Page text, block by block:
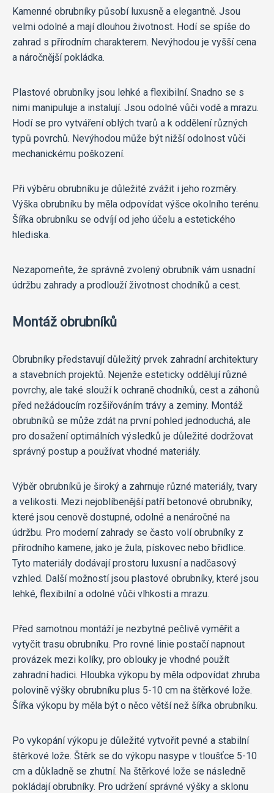
Kamenné obrubníky působí luxusně a elegantně. Jsou
velmi odolné a mají dlouhou životnost. Hodí se spíše do
zahrad s přírodním charakterem. Nevýhodou je vyšší cena
a náročnější pokládka.
Plastové obrubníky jsou lehké a flexibilní. Snadno se s
nimi manipuluje a instalují. Jsou odolné vůči vodě a mrazu.
Hodí se pro vytváření oblých tvarů a k oddělení různých
typů povrchů. Nevýhodou může být nižší odolnost vůči
mechanickému poškození.
Při výběru obrubníku je důležité zvážit i jeho rozměry.
Výška obrubníku by měla odpovídat výšce okolního terénu.
Šířka obrubníku se odvíjí od jeho účelu a estetického
hlediska.
Nezapomeňte, že správně zvolený obrubník vám usnadní
údržbu zahrady a prodlouží životnost chodníků a cest.
Montáž obrubníků
Obrubníky představují důležitý prvek zahradní architektury
a stavebních projektů. Nejenže esteticky oddělují různé
povrchy, ale také slouží k ochraně chodníků, cest a záhonů
před nežádoucím rozšiřováním trávy a zeminy. Montáž
obrubníků se může zdát na první pohled jednoduchá, ale
pro dosažení optimálních výsledků je důležité dodržovat
správný postup a používat vhodné materiály.
Výběr obrubníků je široký a zahrnuje různé materiály, tvary
a velikosti. Mezi nejoblíbenější patří betonové obrubníky,
které jsou cenově dostupné, odolné a nenáročné na
údržbu. Pro moderní zahrady se často volí obrubníky z
přírodního kamene, jako je žula, pískovec nebo břidlice.
Tyto materiály dodávají prostoru luxusní a nadčasový
vzhled. Další možností jsou plastové obrubníky, které jsou
lehké, flexibilní a odolné vůči vlhkosti a mrazu.
Před samotnou montáží je nezbytné pečlivě vyměřit a
vytyčit trasu obrubníku. Pro rovné linie postačí napnout
provázek mezi kolíky, pro oblouky je vhodné použít
zahradní hadici. Hloubka výkopu by měla odpovídat zhruba
polovině výšky obrubníku plus 5-10 cm na štěrkové lože.
Šířka výkopu by měla být o něco větší než šířka obrubníku.
Po vykopání výkopu je důležité vytvořit pevné a stabilní
štěrkové lože. Štěrk se do výkopu nasype v tloušťce 5-10
cm a důkladně se zhutní. Na štěrkové lože se následně
pokládají obrubníky. Pro udržení správné výšky a sklonu